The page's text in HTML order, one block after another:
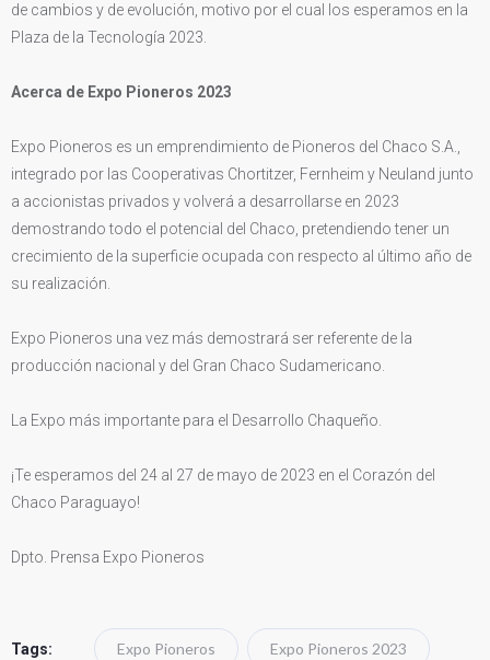
de cambios y de evolución, motivo por el cual los esperamos en la
Plaza de la Tecnología 2023.
Acerca de Expo Pioneros 2023
Expo Pioneros es un emprendimiento de Pioneros del Chaco S.A.,
integrado por las Cooperativas Chortitzer, Fernheim y Neuland junto
a accionistas privados y volverá a desarrollarse en 2023
demostrando todo el potencial del Chaco, pretendiendo tener un
crecimiento de la superficie ocupada con respecto al último año de
su realización.
Expo Pioneros una vez más demostrará ser referente de la
producción nacional y del Gran Chaco Sudamericano.
La Expo más importante para el Desarrollo Chaqueño.
¡Te esperamos del 24 al 27 de mayo de 2023 en el Corazón del
Chaco Paraguayo!
Dpto. Prensa Expo Pioneros
Tags: Expo Pioneros Expo Pioneros 2023